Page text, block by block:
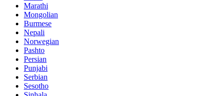
Marathi
Mongolian
Burmese
Nepali
Norwegian
Pashto
Persian
Punjabi
Serbian
Sesotho